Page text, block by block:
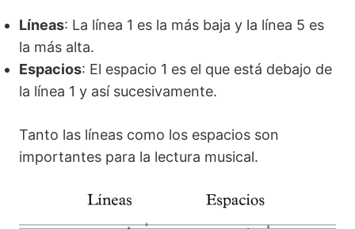
Líneas: La línea 1 es la más baja y la línea 5 es
la más alta.
Espacios: El espacio 1 es el que está debajo de
la línea 1 y así sucesivamente.
Tanto las líneas como los espacios son
importantes para la lectura musical.